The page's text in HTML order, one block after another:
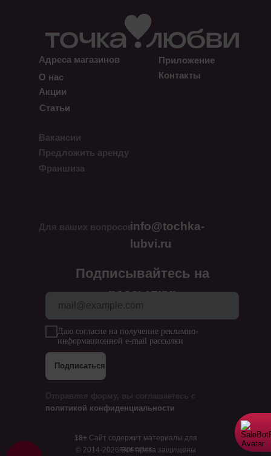
© 2014-2026.Все права защищены
18+ Сайт содержит материалы для
взрослых
Адреса магазинов
О нас
Акции
Статьи
Франшиза
Предложить аренду
Вакансии
Контакты
Приложение
Подписывайтесь на
рассылку:
Даю согласие на получение рекламно-
информационной e-mail рассылки
Подписаться
info@tochka-
lubvi.ru
Для ваших вопросов:
Отправляя форму, вы соглашаетесь с
политикой конфиденциальности